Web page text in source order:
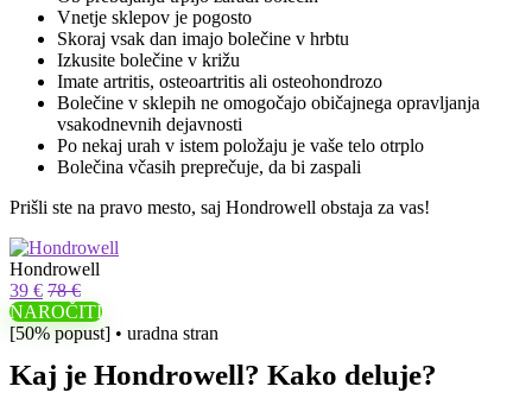
Vnetje sklepov je pogosto
Skoraj vsak dan imajo bolečine v hrbtu
Izkusite bolečine v križu
Imate artritis, osteoartritis ali osteohondrozo
Bolečine v sklepih ne omogočajo običajnega opravljanja
vsakodnevnih dejavnosti
Po nekaj urah v istem položaju je vaše telo otrplo
Bolečina včasih preprečuje, da bi zaspali
Prišli ste na pravo mesto, saj Hondrowell obstaja za vas!
Hondrowell
39 € 78 €
NAROČITI
[50% popust] • uradna stran
Kaj je Hondrowell? Kako deluje?